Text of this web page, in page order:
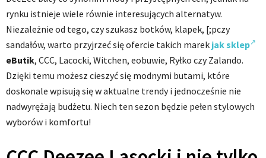
rynku istnieje wiele równie interesujących alternatyw.
Niezależnie od tego, czy szukasz botków, klapek, [;pczy
sandałów, warto przyjrzeć się ofercie takich marek jak sklep
eButik, CCC, Lacocki, Witchen, eobuwie, Ryłko czy Zalando.
Dzięki temu możesz cieszyć się modnymi butami, które
doskonale wpisują się w aktualne trendy i jednocześnie nie
nadwyrężają budżetu. Niech ten sezon będzie pełen stylowych
wyborów i komfortu!